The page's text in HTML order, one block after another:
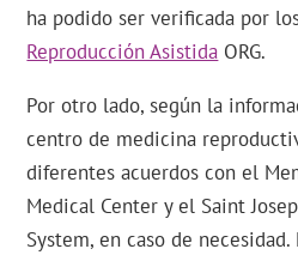
ha podido ser verificada por
Reproducción Asistida ORG.
Por otro lado, según la
centro de medicina
diferentes acuerdos con el
Medical Center y el Saint
System, en caso de